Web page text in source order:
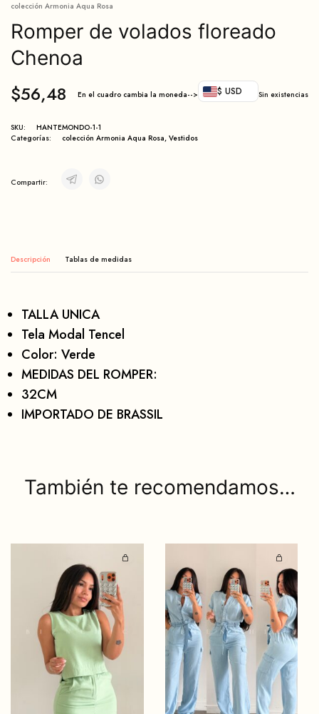
colección Armonia Aqua Rosa
Romper de volados floreado
Chenoa
$56,48 En el cuadro cambia la moneda--> $ USD Sin existencias
SKU:
HANTEMONDO-1-1
Categorías:
colección Armonia Aqua Rosa, Vestidos
Compartir:
Descripción
TALLA UNICA
Tela Modal Tencel
Color: Verde
MEDIDAS DEL ROMPER:
32CM
IMPORTADO DE BRASSIL
También te recomendamos…